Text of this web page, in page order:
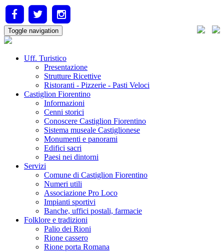
Toggle navigation
Uff. Turistico
Presentazione
Strutture Ricettive
Ristoranti - Pizzerie - Pasti Veloci
Castiglion Fiorentino
Informazioni
Cenni storici
Conoscere Castiglion Fiorentino
Sistema museale Castiglionese
Monumenti e panorami
Edifici sacri
Paesi nei dintorni
Servizi
Comune di Castiglion Fiorentino
Numeri utili
Associazione Pro Loco
Impianti sportivi
Banche, uffici postali, farmacie
Folklore e tradizioni
Palio dei Rioni
Rione cassero
Rione porta Romana